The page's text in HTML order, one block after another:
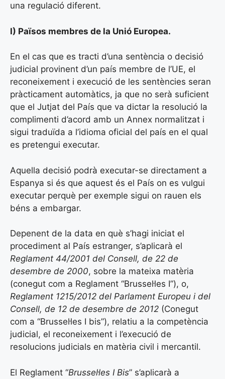
una regulació diferent.
I) Països membres de la Unió Europea.
En el cas que es tracti d’una sentència o decisió
judicial provinent d’un país membre de l’UE, el
reconeixement i execució de les sentències seran
pràcticament automàtics, ja que no serà suficient
que el Jutjat del País que va dictar la resolució la
complimenti d’acord amb un Annex normalitzat i
sigui traduïda a l’idioma oficial del país en el qual
es pretengui executar.
Aquella decisió podrà executar-se directament a
Espanya si és que aquest és el País on es vulgui
executar perquè per exemple sigui on rauen els
béns a embargar.
Depenent de la data en què s’hagi iniciat el
procediment al País estranger, s’aplicarà el
Reglament 44/2001 del Consell, de 22 de
desembre de 2000, sobre la mateixa matèria
(conegut com a Reglament “Brussel·les I”), o,
Reglament 1215/2012 del Parlament Europeu i del
Consell, de 12 de desembre de 2012 (Conegut
com a “Brussel·les I bis”), relatiu a la competència
judicial, el reconeixement i l’execució de
resolucions judicials en matèria civil i mercantil.
El Reglament “Brussel·les I Bis” s’aplicarà a